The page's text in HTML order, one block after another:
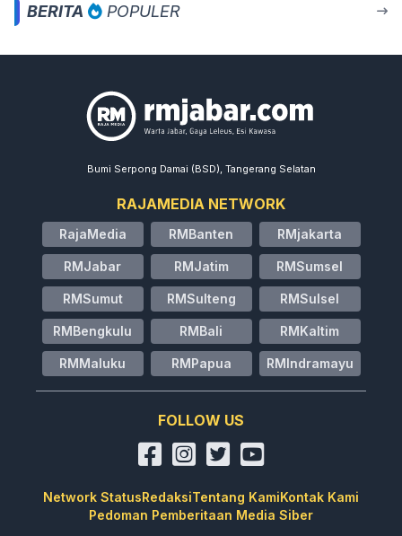
BERITA POPULER
Bumi Serpong Damai (BSD), Tangerang Selatan
RAJAMEDIA NETWORK
RajaMedia RMBanten RMjakarta
RMJabar RMJatim RMSumsel
RMSumut RMSulteng RMSulsel
RMBengkulu RMBali RMKaltim
RMMaluku RMPapua RMIndramayu
FOLLOW US
Network StatusRedaksiTentang KamiKontak Kami
Pedoman Pemberitaan Media Siber